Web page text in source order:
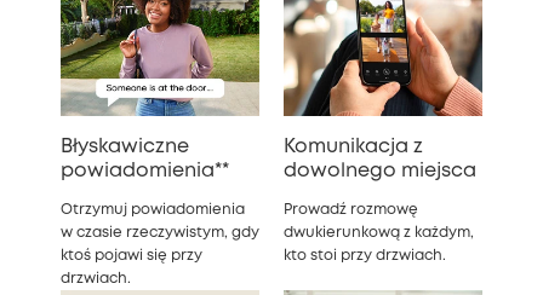
Błyskawiczne
powiadomienia**
Otrzymuj powiadomienia
w czasie rzeczywistym, gdy
ktoś pojawi się przy
drzwiach.
Komunikacja z
dowolnego miejsca
Prowadź rozmowę
dwukierunkową z każdym,
kto stoi przy drzwiach.